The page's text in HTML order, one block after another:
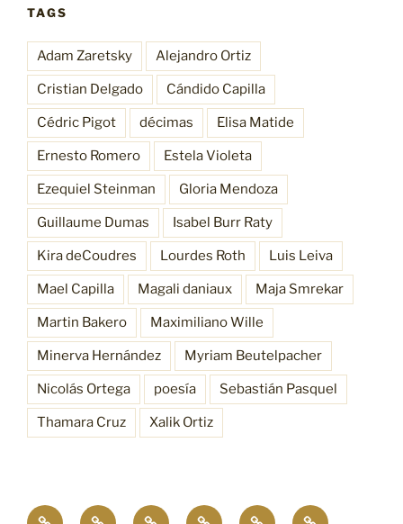
TAGS
Adam Zaretsky Alejandro Ortiz
Cristian Delgado Cándido Capilla
Cédric Pigot décimas Elisa Matide
Ernesto Romero Estela Violeta
Ezequiel Steinman Gloria Mendoza
Guillaume Dumas Isabel Burr Raty
Kira deCoudres Lourdes Roth Luis Leiva
Mael Capilla Magali daniaux Maja Smrekar
Martin Bakero Maximiliano Wille
Minerva Hernández Myriam Beutelpacher
Nicolás Ortega poesía Sebastián Pasquel
Thamara Cruz Xalik Ortiz
Empatía¿QuiénesAntecedentesProcesosFuncionesResonancia